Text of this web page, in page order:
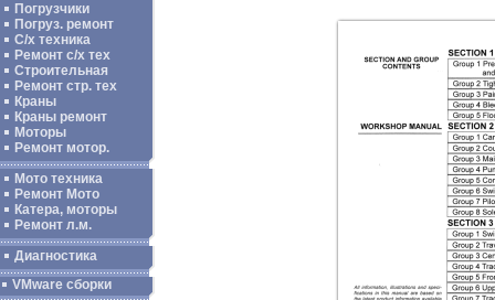
Погрузчики
Погруз. ремонт
С/х техника
Ремонт с/х тех
Строительная
Ремонт стр. тех
Краны
Краны ремонт
Моторы
Ремонт мотор.
Мото техника
Ремонт Мото
Катера, моторы
Ремонт л.м.
Диагностика
VMware сборки